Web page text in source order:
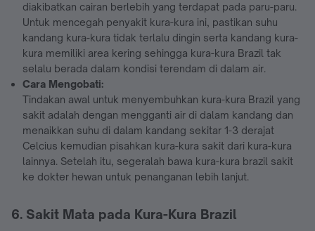
diakibatkan cairan berlebih yang terdapat pada paru-paru.
Untuk mencegah penyakit kura-kura ini, pastikan suhu
kandang kura-kura tidak terlalu dingin serta kandang kura-
kura memiliki area kering sehingga kura-kura Brazil tak
selalu berada dalam kondisi terendam di dalam air.
Cara Mengobati:
Tindakan awal untuk menyembuhkan kura-kura Brazil yang
sakit adalah dengan mengganti air di dalam kandang dan
menaikkan suhu di dalam kandang sekitar 1-3 derajat
Celcius kemudian pisahkan kura-kura sakit dari kura-kura
lainnya. Setelah itu, segeralah bawa kura-kura brazil sakit
ke dokter hewan untuk penanganan lebih lanjut.
6. Sakit Mata pada Kura-Kura Brazil